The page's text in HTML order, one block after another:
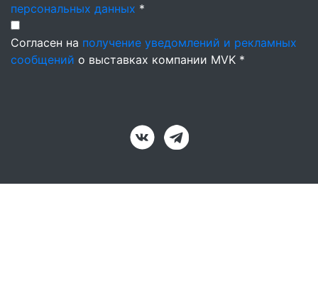
персональных данных *
Согласен на получение уведомлений и рекламных
сообщений о выставках компании MVK *